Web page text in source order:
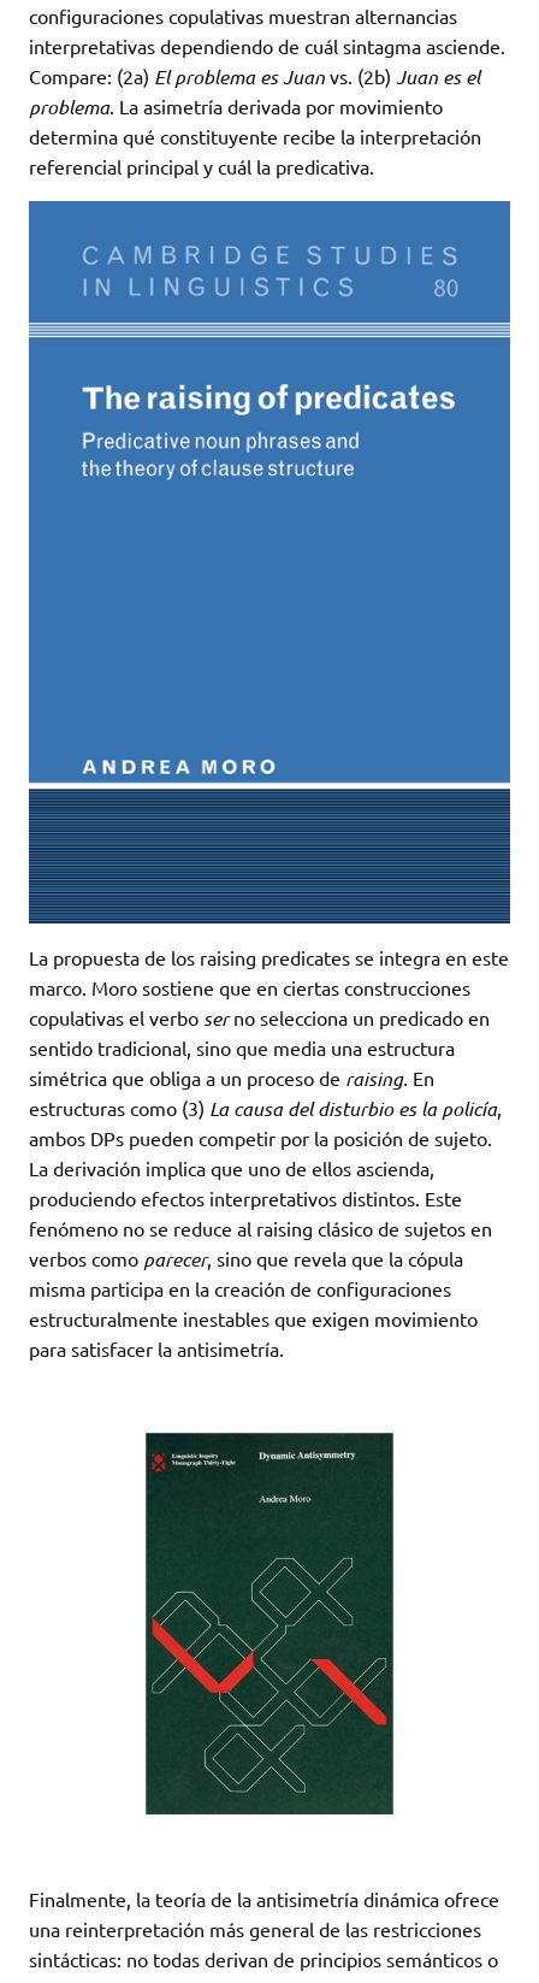
configuraciones copulativas muestran alternancias
interpretativas dependiendo de cuál sintagma asciende.
Compare: (2a) El problema es Juan vs. (2b) Juan es el
problema. La asimetría derivada por movimiento
determina qué constituyente recibe la interpretación
referencial principal y cuál la predicativa.
La propuesta de los raising predicates se integra en este
marco. Moro sostiene que en ciertas construcciones
copulativas el verbo serno selecciona un predicado en
sentido tradicional, sino que media una estructura
simétrica que obliga a un proceso de raising. En
estructuras como (3) La causa del disturbio es la policía,
ambos DPs pueden competir por la posición de sujeto.
La derivación implica que uno de ellos ascienda,
produciendo efectos interpretativos distintos. Este
fenómeno no se reduce al raising clásico de sujetos en
verbos como parecer, sino que revela que la cópula
misma participa en la creación de configuraciones
estructuralmente inestables que exigen movimiento
para satisfacer la antisimetría.
Finalmente, la teoría de la antisimetría dinámica ofrece
una reinterpretación más general de las restricciones
sintácticas: no todas derivan de principios semánticos o